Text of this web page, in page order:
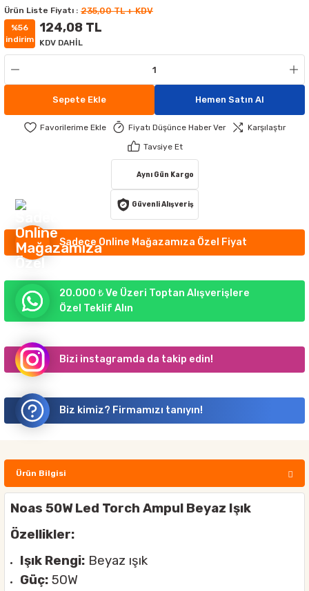
ÇİM ARMATÜR
APLİKLER
AYDINLATMA
APLİKLER
Ürün Liste Fiyatı : 235,00 TL + KDV
%56
indirim
124,08 TL
KDV DAHİL
Sepete Ekle Hemen Satın Al
Fiyatı Düşünce Haber Ver
Karşılaştır
Tavsiye Et
Aynı Gün Kargo
Güvenli Alışveriş
Sadece Online Mağazamıza Özel Fiyat
20.000 ₺ Ve Üzeri Toptan Alışverişlere
Özel Teklif Alın
Bizi instagramda da takip edin!
Biz kimiz? Firmamızı tanıyın!
Ürün Bilgisi
Noas 50W Led Torch Ampul Beyaz Işık
Özellikler:
Işık Rengi: Beyaz ışık
Güç: 50W